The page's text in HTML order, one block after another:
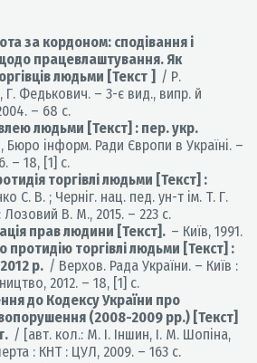
за кордоном: сподівання і
працевлаштування. Як
людьми [Текст ] / Р.
Г. Федькович. – 3-є вид., випр. й
– 68 с.
людьми [Текст] : пер. укр.
Бюро інформ. Ради Європи в Україні. –
– 18, [1] с.
торгівлі людьми [Текст] :
С. В. ; Черніг. нац. пед. ун-т ім. Т. Г.
Лозовий В. М., 2015. – 223 с.
прав людини [Текст]. – Київ, 1991.
протидію торгівлі людьми [Текст] :
р. / Верхов. Рада України. – Київ :
2012. – 18, [1] с.
до Кодексу України про
(2008-2009 рр.) [Текст]
/ [авт. кол.: М. І. Іншин, І. М. Шопіна,
: КНТ : ЦУЛ, 2009. – 163 с.